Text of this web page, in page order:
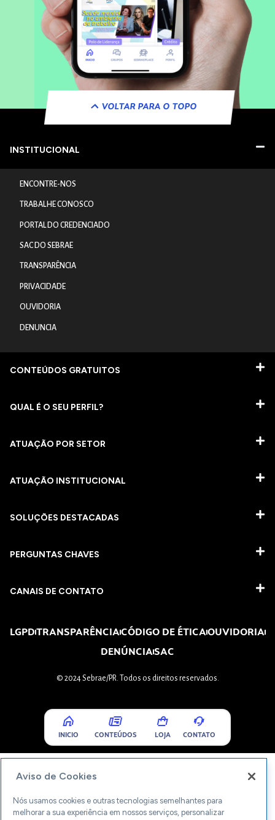
VOLTAR PARA O TOPO
INSTITUCIONAL
ENCONTRE-NOS
TRABALHE CONOSCO
PORTAL DO CREDENCIADO
SAC DO SEBRAE
TRANSPARÊNCIA
PRIVACIDADE
OUVIDORIA
DENUNCIA
CONTEÚDOS GRATUITOS
QUAL É O SEU PERFIL?
ATUAÇÃO POR SETOR
ATUAÇÃO INSTITUCIONAL
SOLUÇÕES DESTACADAS
PERGUNTAS CHAVES​
CANAIS DE CONTATO
LGPDTRANSPARÊNCIACÓDIGO DE ÉTICAOUVIDORIA
DENÚNCIASAC
© 2024 Sebrae/PR. Todos os direitos reservados.
INICIO CONTEÚDOS LOJA CONTATO
Aviso de Cookies
Nós usamos cookies e outras tecnologias semelhantes para
melhorar a sua experiência em nossos serviços, personalizar